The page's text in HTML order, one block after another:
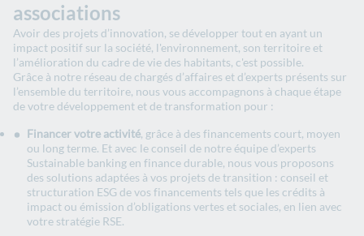
associations
Avoir des projets d’innovation, se développer tout en ayant un
impact positif sur la société, l'environnement, son territoire et
l’amélioration du cadre de vie des habitants, c'est possible.
Grâce à notre réseau de chargés d’affaires et d’experts présents sur
l’ensemble du territoire, nous vous accompagnons à chaque étape
de votre développement et de transformation pour :
Financer votre activité, grâce à des financements court, moyen
ou long terme. Et avec le conseil de notre équipe d’experts
Sustainable banking en finance durable, nous vous proposons
des solutions adaptées à vos projets de transition : conseil et
structuration ESG de vos financements tels que les crédits à
impact ou émission d’obligations vertes et sociales, en lien avec
votre stratégie RSE.